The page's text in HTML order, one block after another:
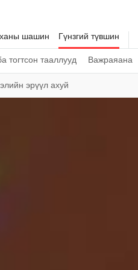
шашин Гүнзгий түвшин
тогтсон тааллууд Важраяана
эрүүл ахуй